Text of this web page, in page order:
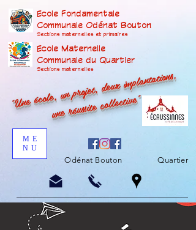
Ecole Fondamentale
Communale Odénat Bouton
Sections maternelles et primaires
Ecole Maternelle
Communale du Quartier
Sections maternelles
"Une école, un projet, deux implantations,
une réussite collective"
ME
NU
Odénat Bouton Quartier